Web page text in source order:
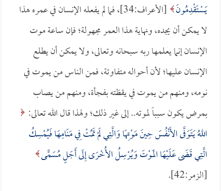
يَسْتَقْدِمُونَ
[الأعراف:34]، فما لم يفعله الإنسان في عمره هذا
لا يمكن أن يجده، ونهاية هذا العمر مجهولة؛ فإن ساعة موت
الإنسان إنما يعلمها ربه سبحانه وتعالى، ولا يمكن أن يطلع
الإنسان عليها؛ لأن أحواله متفاوتة، فمن الناس من يموت في
نومه، ومنهم من يموت في يقظته بفجأة، ومنهم من يصاب
بمرض يكون سبباً لموته.. إلى غير ذلك؛ ولهذا قال الله تعالى:
اللهُ يَتَوَفَّى الأَنْفُسَ حِينَ مَوْتِهَا وَالَّتِي لَمْ تَمُتْ فِي مَنَامِهَا فَيُمْسِكُ
الَّتِي قَضَى عَلَيْهَا المَوْتَ وَيُرْسِلُ الأُخْرَى إِلَى أَجَلٍ مُسَمًّى
[الزمر:42].